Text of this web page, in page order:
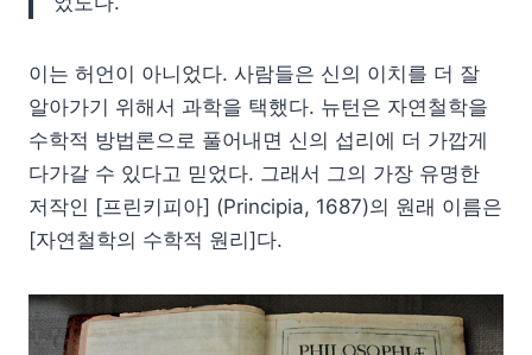
이는 허언이 아니었다. 사람들은 신의 이치를 더 잘
알아가기 위해서 과학을 택했다. 뉴턴은 자연철학을
수학적 방법론으로 풀어내면 신의 섭리에 더 가깝게
다가갈 수 있다고 믿었다. 그래서 그의 가장 유명한
저작인 [프린키피아] (Principia, 1687)의 원래 이름은
[자연철학의 수학적 원리]다.